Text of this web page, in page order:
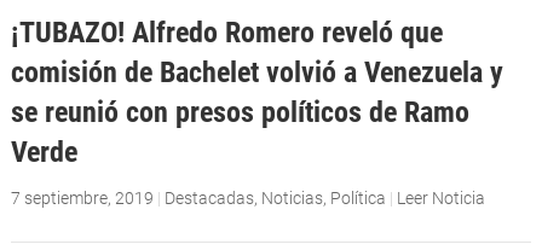
¡TUBAZO! Alfredo Romero reveló que
comisión de Bachelet volvió a Venezuela y
se reunió con presos políticos de Ramo
Verde
7 septiembre, 2019 | Destacadas, Noticias, Política | Leer Noticia